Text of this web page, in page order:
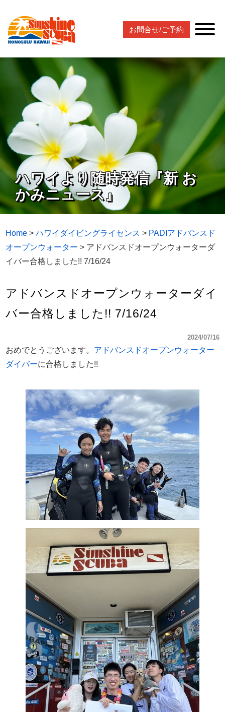
お問合せ/ご予約
ハワイより随時発信『新 お
かみニュース』
Home >ハワイダイビングライセンス > PADIアドバンスド
オープンウォーター > アドバンスドオープンウォーターダ
イバー合格しました!! 7/16/24
アドバンスドオープンウォーターダイ
バー合格しました!! 7/16/24
2024/07/16
おめでとうございます。 アドバンスドオープンウォーター
ダイバーに合格しました!!